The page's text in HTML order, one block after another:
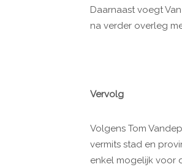
Daarnaast voegt
na verder overleg
Vervolg
Volgens Tom
vermits stad en
enkel mogelijk voor